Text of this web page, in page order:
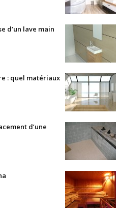
d’un lave main
: quel matériaux
d’une